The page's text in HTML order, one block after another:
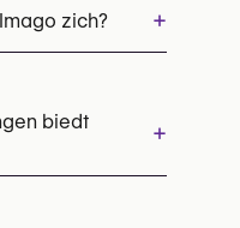
zich? +
biedt
+